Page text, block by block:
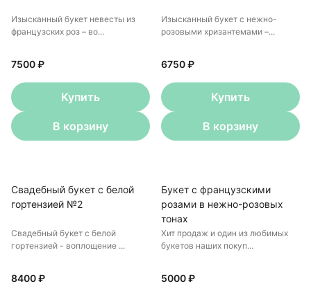
Изысканный букет невесты из
французских роз – во...
7500 ₽
Купить
В корзину
Изысканный букет с нежно-
розовыми хризантемами –...
6750 ₽
Купить
В корзину
Свадебный букет с белой
гортензией №2
Свадебный букет с белой
гортензией - воплощение ...
8400 ₽
Букет с французскими
розами в нежно-розовых
тонах
Хит продаж и один из любимых
букетов наших покуп...
5000 ₽